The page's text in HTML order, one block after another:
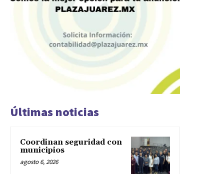
Últimas noticias
Coordinan seguridad con
municipios
agosto 6, 2026